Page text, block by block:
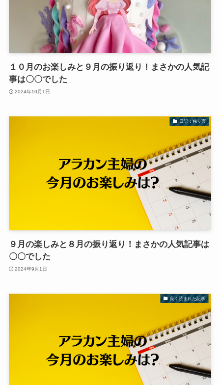
１０月のお楽しみと９月の振り返り！まさかの人気記
事は〇〇でした
2024年10月1日
日記：独り言
９月の楽しみと８月の振り返り！まさかの人気記事は
〇〇でした
2024年9月1日
良く読まれた記事